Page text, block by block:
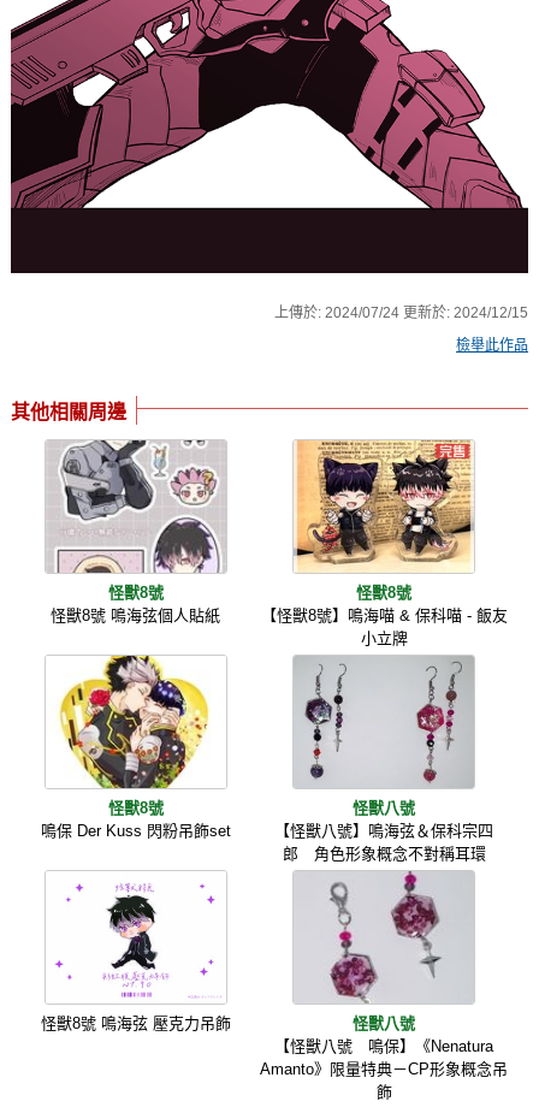
上傳於:2024/07/24 更新於:2024/12/15
檢舉此作品
其他相關周邊
怪獸8號
怪獸8號 鳴海弦個人貼紙
怪獸8號
【怪獸8號】鳴海喵 & 保科喵 - 飯友
小立牌
怪獸8號
鳴保 Der Kuss 閃粉吊飾set
怪獸八號
【怪獸八號】鳴海弦＆保科宗四
郎 角色形象概念不對稱耳環
怪獸8號 鳴海弦 壓克力吊飾
怪獸八號
【怪獸八號 鳴保】《Nenatura
Amanto》限量特典－CP形象概念吊
飾